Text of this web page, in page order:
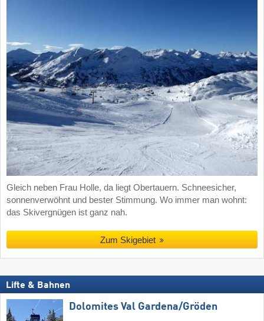
Gleich neben Frau Holle, da liegt Obertauern. Schneesicher,
sonnenverwöhnt und bester Stimmung. Wo immer man wohnt:
das Skivergnügen ist ganz nah.
Zum Skigebiet
Lifte & Bahnen
Dolomites Val Gardena/​Gröden